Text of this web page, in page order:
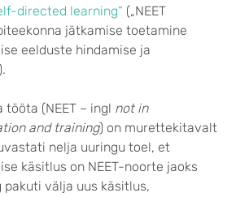
directed learning“ („NEET
jätkamise toetamine
eelduste hindamise ja
tööta (NEET – ingl not in
and training) on murettekitavalt
nelja uuringu toel, et
käsitlus on NEET-noorte jaoks
pakuti välja uus käsitlus,